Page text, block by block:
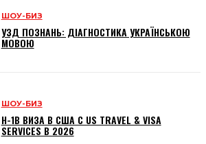
ШОУ-БИЗ
УЗД ПОЗНАНЬ: ДІАГНОСТИКА УКРАЇНСЬКОЮ
МОВОЮ
ШОУ-БИЗ
H-1B ВИЗА В США С US TRAVEL & VISA
SERVICES В 2026